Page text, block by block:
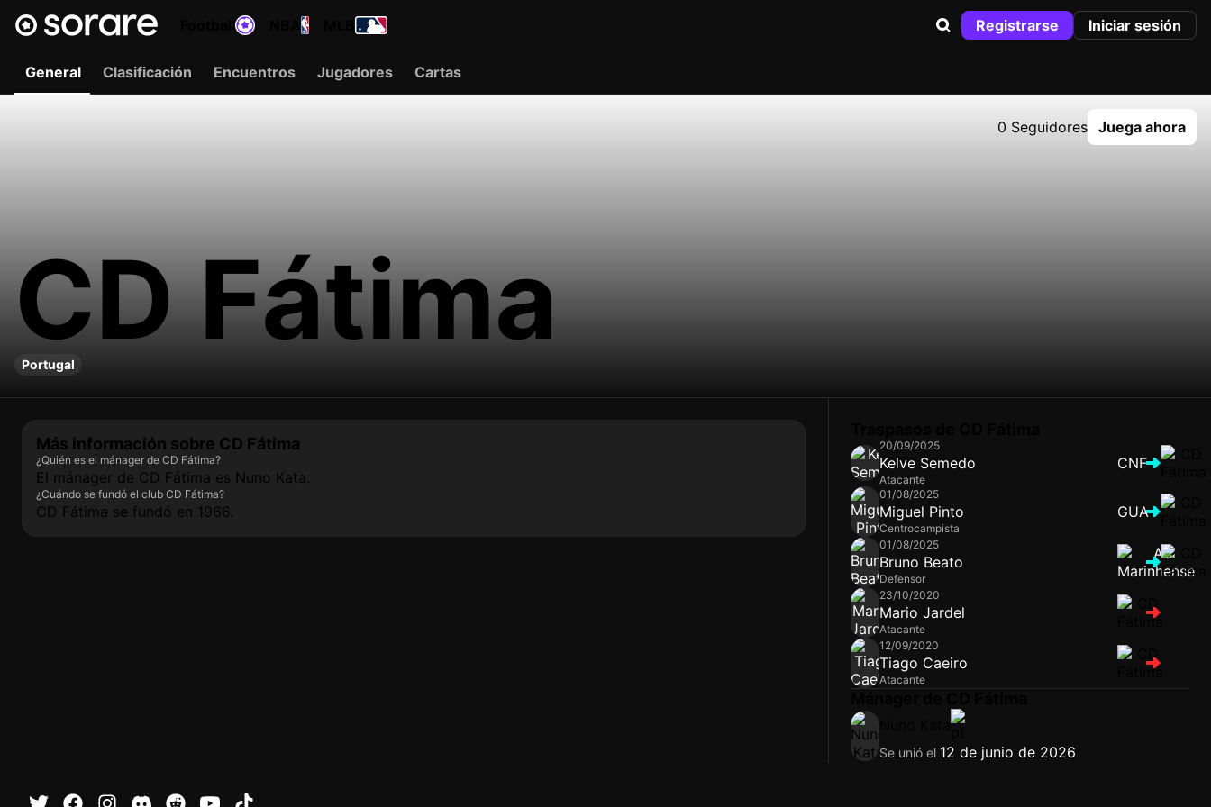
Registrarse Iniciar sesión
General Clasificación Encuentros Jugadores Cartas
0 Seguidores Juega ahora
CD Fátima
Portugal
Más información sobre CD Fátima
¿Quién es el mánager de CD Fátima?
El mánager de CD Fátima es Nuno Kata.
¿Cuándo se fundó el club CD Fátima?
CD Fátima se fundó en 1966.
20/09/2025
Kelve Semedo
Atacante
CNF
01/08/2025
Miguel Pinto
Centrocampista
GUA
01/08/2025
Bruno Beato
Defensor
23/10/2020
Mario Jardel
Atacante
12/09/2020
Tiago Caeiro
Atacante
Se unió el 12 de junio de 2026